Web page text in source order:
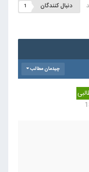
دنبال کنندگان 1
چیدمان مطالب